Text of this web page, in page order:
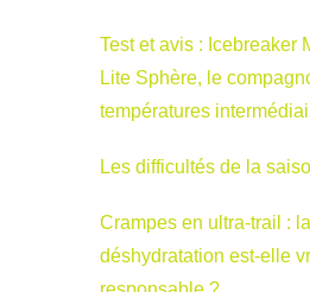
Test et avis : Icebreaker
Lite Sphère, le
températures
Les difficultés de la
Crampes en ultra-trail : la
déshydratation est-elle